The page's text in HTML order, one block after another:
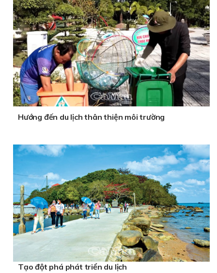
Hướng đến du lịch thân thiện môi trường
Tạo đột phá phát triển du lịch